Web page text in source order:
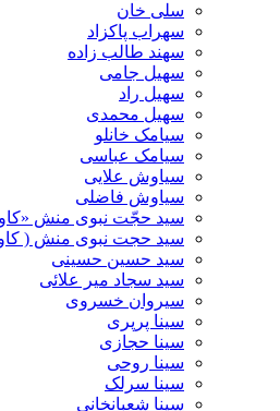
سلی خان
سهراب پاکزاد
سهند طالب زاده
سهیل جامی
سهیل راد
سهیل محمدی
سیامک خانلو
سیامک عباسی
سیاوش علایی
سیاوش فاضلی
سید حجّت نبوی منش «کاوه»
سید حجت نبوی منش ( کاوه )
سید حسین حسینى
سید سجاد میر علائی
سیروان خسروی
سینا پرپری
سینا حجازی
سینا روحی
سینا سرلک
سینا شعبانخانی